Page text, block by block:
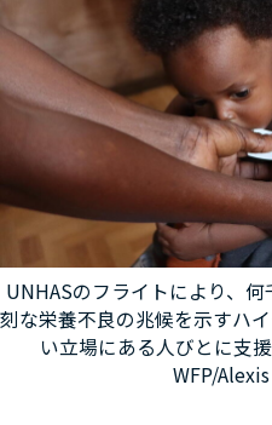
UNHASのフライトにより、
刻な栄養不良の兆候を示すハ
い立場にある人びとに支
WFP/